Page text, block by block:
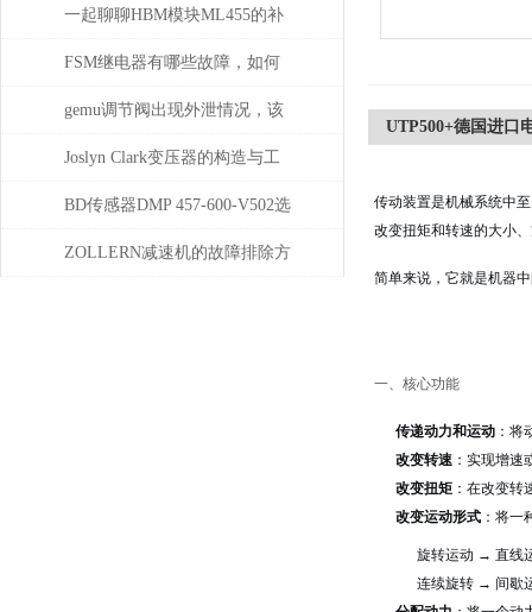
用寿命
一起聊聊HBM模块ML455的补
偿问题
FSM继电器有哪些故障，如何
解决
gemu调节阀出现外泄情况，该
如何处理
Joslyn Clark变压器的构造与工
作原理
BD传感器DMP 457-600-V502选
择使用注意事项
ZOLLERN减速机的故障排除方
UTP500+德国进口
传动装置是机械系统中
改变扭矩和转速的大小
简单来说，它就是机器
一、核心功能
传递动力和运动 ：将
改变转速 ：实现增
改变扭矩 ：在改变
改变运动形式 ：将一
旋转运动 → 直线
连续旋转 → 间歇